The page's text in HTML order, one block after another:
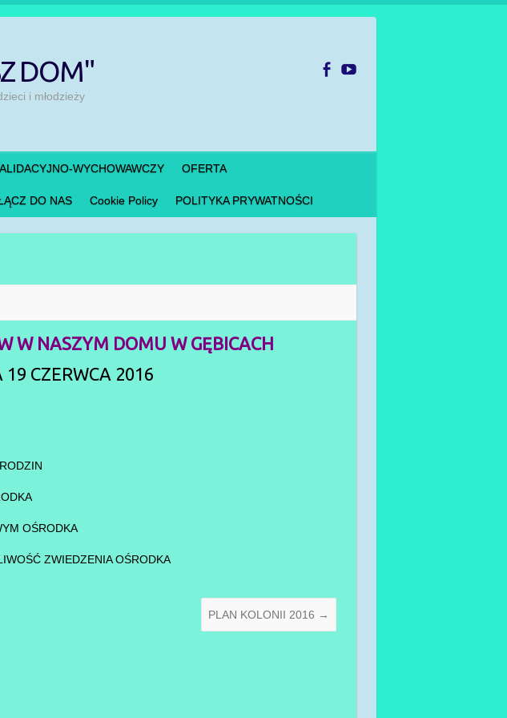
DOM"
i młodzieży
WYCHOWAWCZY OFERTA
DO NAS Cookie Policy POLITYKA PRYWATNOŚCI
W NASZYM DOMU W GĘBICACH
19 CZERWCA 2016
OŚRODKA
ZWIEDZENIA OŚRODKA
PLAN KOLONII 2016 →